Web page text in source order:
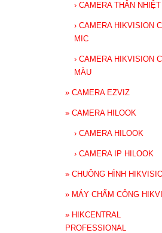
› CAMERA THÂN NHIỆT
› CAMERA HIKVISION
MIC
› CAMERA HIKVISION
MÀU
» CAMERA EZVIZ
» CAMERA HILOOK
› CAMERA HILOOK
› CAMERA IP HILOOK
» CHUÔNG HÌNH
» MÁY CHẤM CÔNG
» HIKCENTRAL
PROFESSIONAL